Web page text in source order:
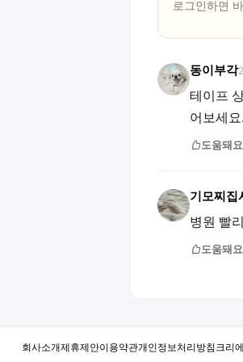
로그인하면
동이부각
테이프
어보세요.
도움돼요
기모찌집
병원 빨
도움돼요
회사소개제휴제안이용약관개인정보처리방침크리